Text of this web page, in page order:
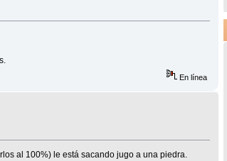
En línea
al 100%) le está sacando jugo a una piedra.